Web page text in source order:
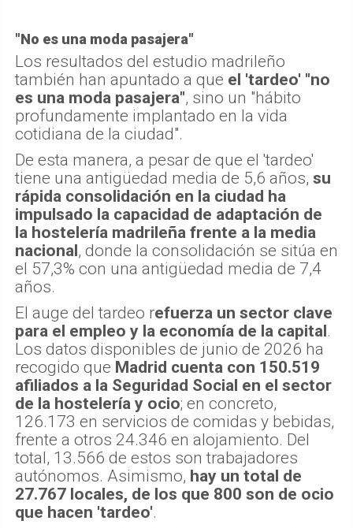
"No es una moda pasajera"
Los resultados del estudio madrileño
también han apuntado a que el 'tardeo' "no
es una moda pasajera", sino un "hábito
profundamente implantado en la vida
cotidiana de la ciudad".
De esta manera, a pesar de que el 'tardeo'
tiene una antigüedad media de 5,6 años, su
rápida consolidación en la ciudad ha
impulsado la capacidad de adaptación de
la hostelería madrileña frente a la media
nacional, donde la consolidación se sitúa en
el 57,3% con una antigüedad media de 7,4
años.
El auge del tardeo refuerza un sector clave
para el empleo y la economía de la capital.
Los datos disponibles de junio de 2026 ha
recogido que Madrid cuenta con 150.519
afiliados a la Seguridad Social en el sector
de la hostelería y ocio; en concreto,
126.173 en servicios de comidas y bebidas,
frente a otros 24.346 en alojamiento. Del
total, 13.566 de estos son trabajadores
autónomos. Asimismo, hay un total de
27.767 locales, de los que 800 son de ocio
que hacen 'tardeo'.